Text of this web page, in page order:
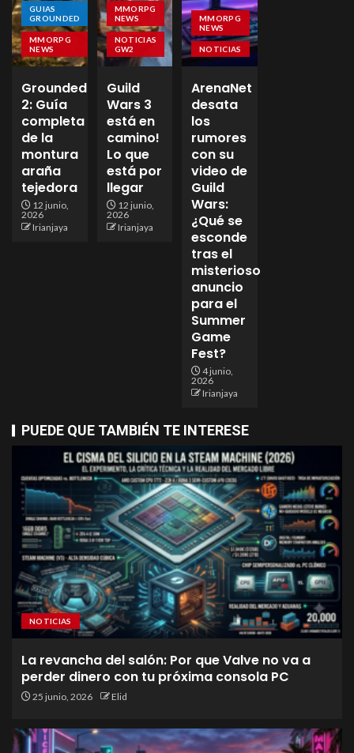
GUIAS
GROUNDED
MMORPG
NEWS
Grounded
2: Guía
completa
de la
montura
araña
tejedora
12 junio,
2026
Irianjaya
MMORPG
NEWS
NOTICIAS
GW2
Guild
Wars 3
está en
camino!
Lo que
está por
llegar
12 junio,
2026
Irianjaya
MMORPG
NEWS
NOTICIAS
ArenaNet
desata
los
rumores
con su
video de
Guild
Wars:
¿Qué se
esconde
tras el
misterioso
anuncio
para el
Summer
Game
Fest?
4 junio,
2026
Irianjaya
PUEDE QUE TAMBIÉN TE INTERESE
NOTICIAS
La revancha del salón: Por que Valve no va a
perder dinero con tu próxima consola PC
25 junio, 2026 Elid